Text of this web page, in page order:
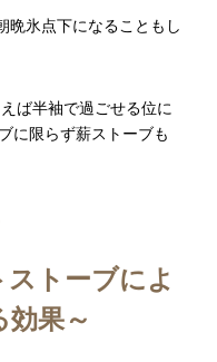
晩氷点下になることもし
ば半袖で過ごせる位に
に限らず薪ストーブも
トーブによ
効果～